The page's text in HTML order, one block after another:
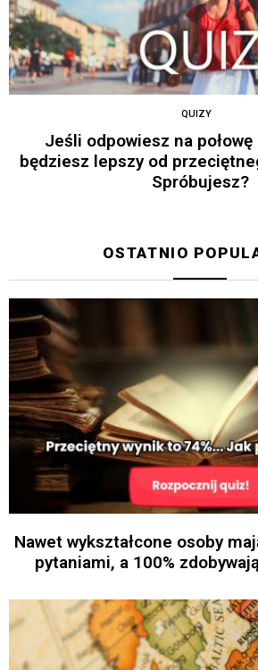
QUIZY
Jeśli odpowiesz na
będziesz lepszy od
Spróbujesz?
OSTATNIO
Nawet wykształcone osoby
pytaniami, a 100%